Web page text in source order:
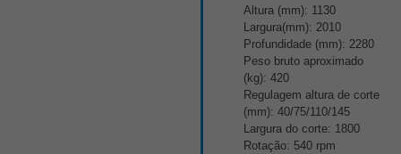
Altura (mm): 1130
Largura(mm): 2010
Profundidade (mm): 2280
Peso bruto aproximado
(kg): 420
Regulagem altura de corte
(mm): 40/75/110/145
Largura do corte: 1800
Rotação: 540 rpm